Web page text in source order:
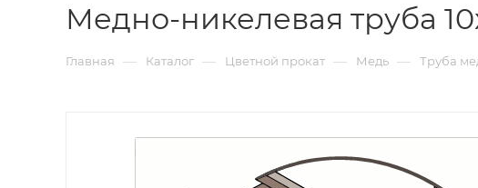
Медно-никелевая труба
Главная — Каталог — Цветной прокат — Медь — Труба